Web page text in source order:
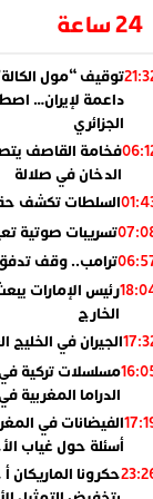
24 ساعة
توقيف “مول
داعمة لإيران…
الجزائري
فخامة القاصف
الدخان في صلالة
السلطات تكشف
تسريبات صوتية
ترامب.. وقف تدفق
رئيس الإمارات
الخارج
الجيران في الخليج
مسلسلات تركية
الدراما المغربية
الفيضانات في
أسئلة حول غياب
حكرونا الماريكان